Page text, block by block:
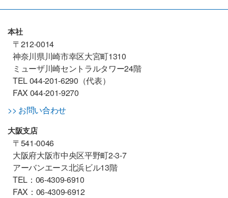
本社
〒212-0014
神奈川県川崎市幸区大宮町1310
ミューザ川崎セントラルタワー24階
TEL 044-201-6290（代表）
FAX 044-201-9270
>> お問い合わせ
大阪支店
〒541-0046
大阪府大阪市中央区平野町2-3-7
アーバンエース北浜ビル13階
TEL：06-4309-6910
FAX：06-4309-6912